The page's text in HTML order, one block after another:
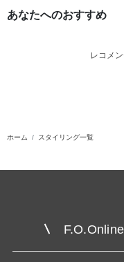
あなたへのおすすめ
レコメ
ホーム スタイリング一覧